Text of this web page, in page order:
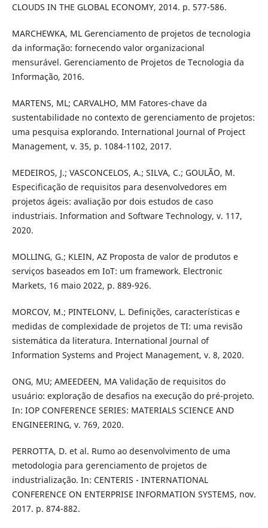
CLOUDS IN THE GLOBAL ECONOMY, 2014. p. 577-586.
MARCHEWKA, ML Gerenciamento de projetos de tecnologia
da informação: fornecendo valor organizacional
mensurável. Gerenciamento de Projetos de Tecnologia da
Informação, 2016.
MARTENS, ML; CARVALHO, MM Fatores-chave da
sustentabilidade no contexto de gerenciamento de projetos:
uma pesquisa explorando. International Journal of Project
Management, v. 35, p. 1084-1102, 2017.
MEDEIROS, J.; VASCONCELOS, A.; SILVA, C.; GOULÃO, M.
Especificação de requisitos para desenvolvedores em
projetos ágeis: avaliação por dois estudos de caso
industriais. Information and Software Technology, v. 117,
2020.
MOLLING, G.; KLEIN, AZ Proposta de valor de produtos e
serviços baseados em IoT: um framework. Electronic
Markets, 16 maio 2022, p. 889-926.
MORCOV, M.; PINTELONV, L. Definições, características e
medidas de complexidade de projetos de TI: uma revisão
sistemática da literatura. International Journal of
Information Systems and Project Management, v. 8, 2020.
ONG, MU; AMEEDEEN, MA Validação de requisitos do
usuário: exploração de desafios na execução do pré-projeto.
In: IOP CONFERENCE SERIES: MATERIALS SCIENCE AND
ENGINEERING, v. 769, 2020.
PERROTTA, D. et al. Rumo ao desenvolvimento de uma
metodologia para gerenciamento de projetos de
industrialização. In: CENTERIS - INTERNATIONAL
CONFERENCE ON ENTERPRISE INFORMATION SYSTEMS, nov.
2017. p. 874-882.